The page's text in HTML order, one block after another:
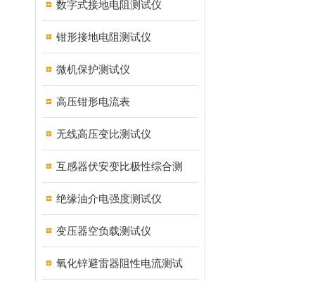
数字式接地电阻测试仪
钳形接地电阻测试仪
微机保护测试仪
高压钳形电流表
无线高压变比测试仪
互感器伏安变比极性综合测
绝缘油介电强度测试仪
变压器空负载测试仪
氧化锌避雷器阻性电流测试